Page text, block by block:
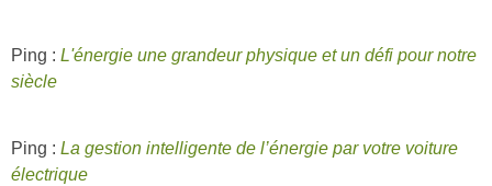
Ping : L'énergie une grandeur physique et un défi pour notre
siècle
Ping : La gestion intelligente de l’énergie par votre voiture
électrique